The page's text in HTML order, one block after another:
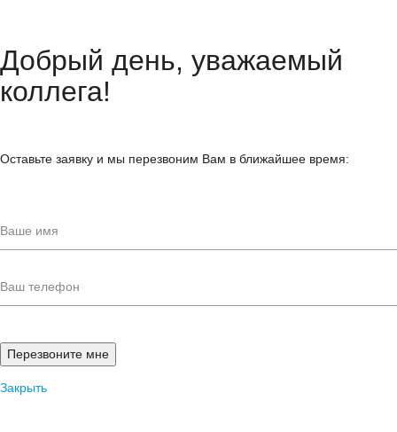
Добрый день, уважаемый
коллега!
Оставьте заявку и мы перезвоним Вам в ближайшее время:
Закрыть